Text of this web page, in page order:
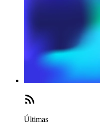
Últimas